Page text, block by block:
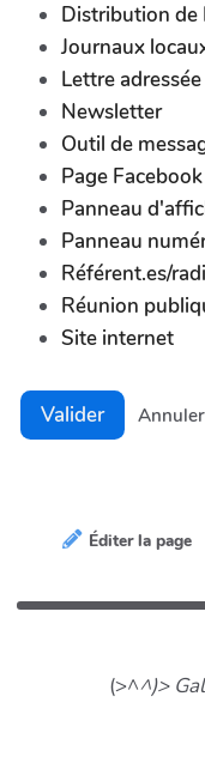
Distribution de
Journaux
Lettre
Newsletter
Outil de
Page Facebook
Panneau
Panneau
Référent.es/
Réunion
Site internet
Valider Annuler
Éditer la page
(>^^)>